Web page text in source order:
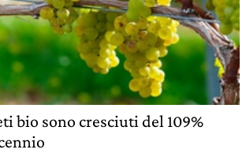
bio sono cresciuti del 109%